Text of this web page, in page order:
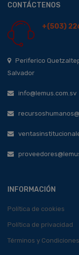
CONTÁCTENOS
+(503)
Periferico
Salvador
info@lemus.com.sv
INFORMACIÓN
Política de cookies
Política de privacidad
Términos y Condiciones